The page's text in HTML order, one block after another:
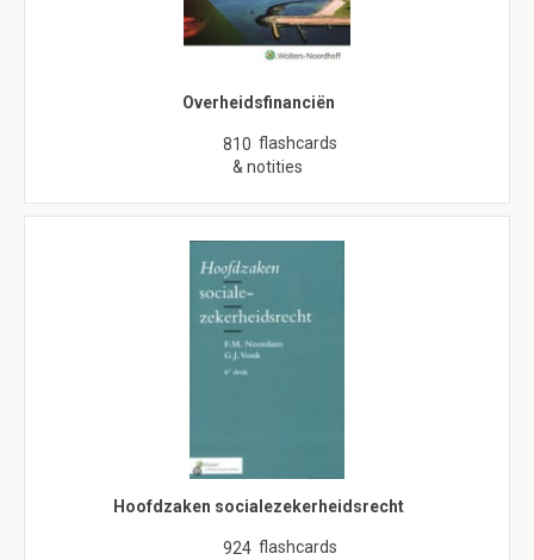
Overheidsfinanciën
810 flashcards
& notities
Hoofdzaken socialezekerheidsrecht
924 flashcards